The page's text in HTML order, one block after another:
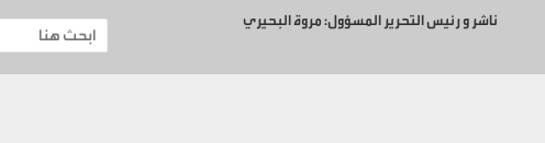
ناشر و رئيس التحرير المسؤول: مروة البحيري